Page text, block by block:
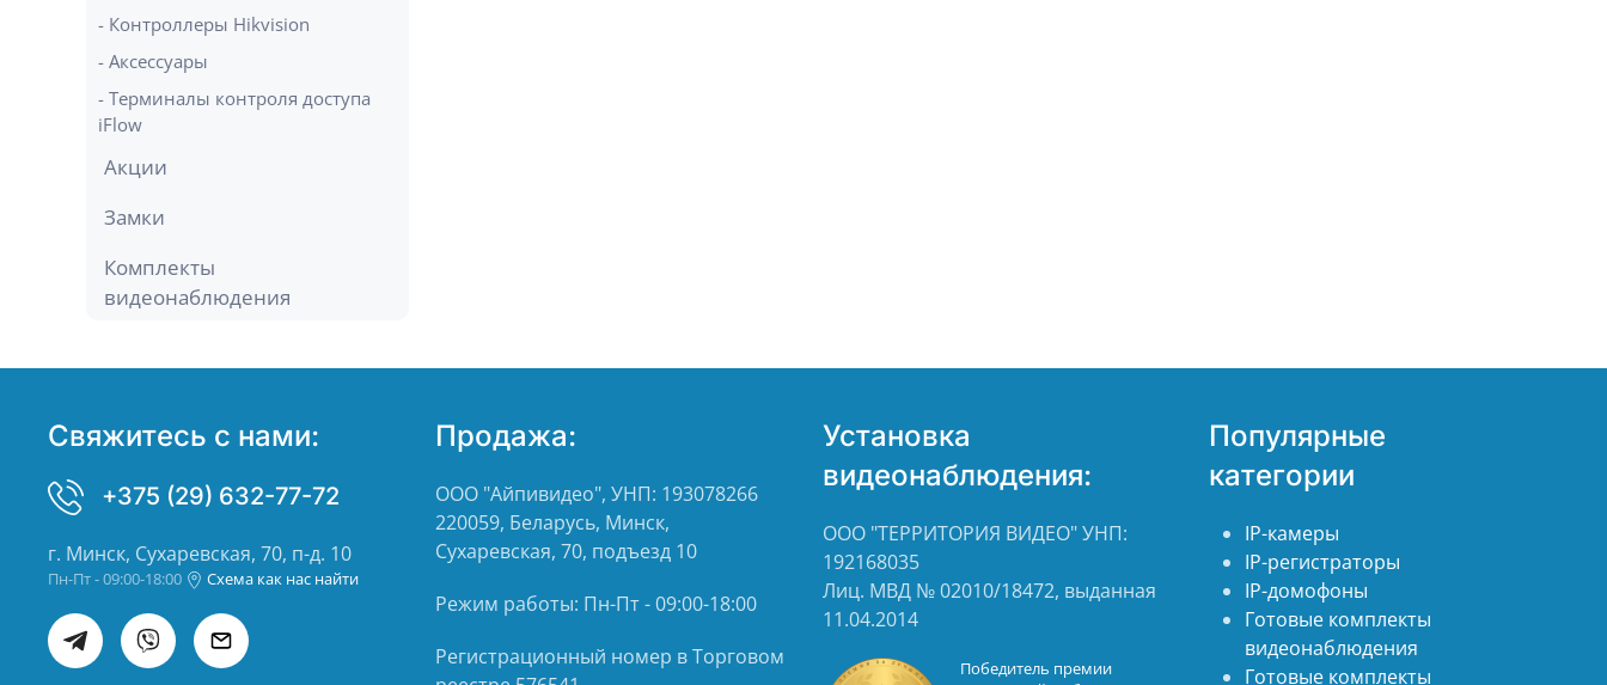
Контроллеры Hikvision
Аксессуары
Терминалы контроля доступа
iFlow
Акции
Замки
Комплекты
видеонаблюдения
Свяжитесь с нами:
+375 (29) 632-77-72
г. Минск, Сухаревская, 70, п-д. 10
Пн-Пт - 09:00-18:00 Схема как нас найти
Продажа:
ООО "Айпивидео", УНП: 193078266
220059, Беларусь, Минск,
Сухаревская, 70, подъезд 10
Режим работы: Пн-Пт - 09:00-18:00
Регистрационный номер в Торговом
Установка
видеонаблюдения:
ООО "ТЕРРИТОРИЯ ВИДЕО" УНП:
192168035
Лиц. МВД № 02010/18472, выданная
11.04.2014
Победитель премии
Популярные
категории
IP-камеры
IP-регистраторы
IP-домофоны
Готовые комплекты
видеонаблюдения
Готовые комплекты